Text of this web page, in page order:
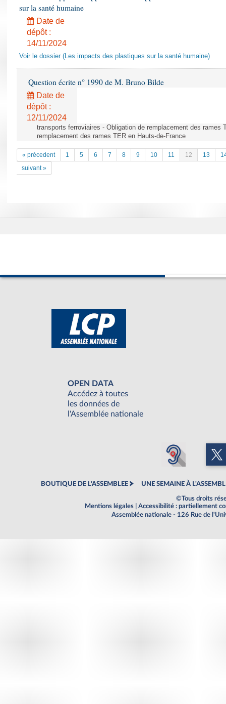
sur la santé humaine
Date de
dépôt :
14/11/2024
Voir le dossier (Les impacts des plastiques sur la santé humaine)
Question écrite n° 1990 de M. Bruno Bilde
Date de
dépôt :
12/11/2024
transports ferroviaires - Obligation de remplacement des rames
remplacement des rames TER en Hauts-de-France
« précedent 1 5 6 7 8 9 10 11 12 13
suivant »
OPEN DATA
Accédez à toutes
les données de
l'Assemblée nationale
BOUTIQUE DE L'ASSEMBLEE UNE SEMAINE À
©Tous droits
Mentions légales
Accessibilité : partiellement
Assemblée nationale - 126 Rue de